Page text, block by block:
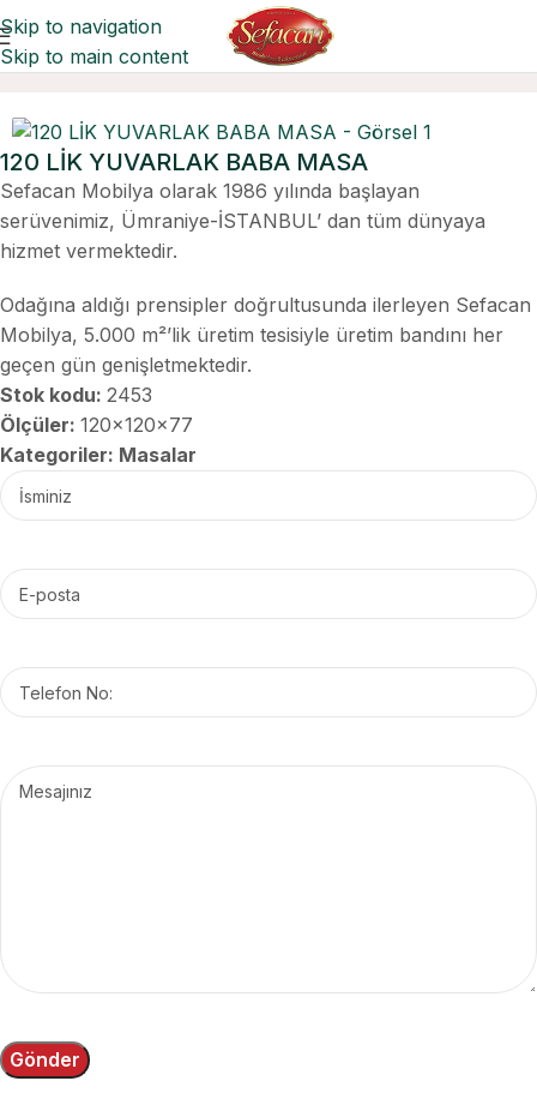
Skip to navigation
Skip to main content
Ana Sayfa Masalar
120 LİK YUVARLAK BABA MASA
Sefacan Mobilya olarak 1986 yılında başlayan
serüvenimiz, Ümraniye-İSTANBUL’ dan tüm dünyaya
hizmet vermektedir.
Odağına aldığı prensipler doğrultusunda ilerleyen Sefacan
Mobilya, 5.000 m²’lik üretim tesisiyle üretim bandını her
geçen gün genişletmektedir.
Stok kodu: 2453
Ölçüler: 120x120x77
Kategoriler: Masalar